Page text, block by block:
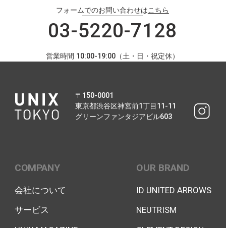
フォームでのお問い合わせはこちら
03-5220-7128
営業時間 10:00-19:00（土・日・祝定休）
〒150-0001
東京都渋谷区神宮前1丁目11-11
グリーンファンタジアビル603
COMPANY
会社について
サービス
OUR BRAND
ID UNITED ARROWS
NEUTRISM